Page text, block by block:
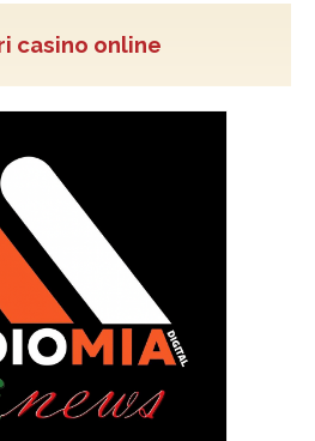
casino online